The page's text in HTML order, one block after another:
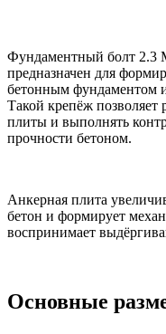
Фундаментный болт 2.3
предназначен для
бетонным фундаментом
Такой крепёж позволяет
плиты и выполнять
прочности бетоном.
Анкерная плита
бетон и формирует
воспринимает
Основные